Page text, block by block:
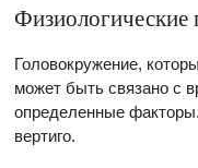
Головокружение,
может быть связано с
определенные
вертиго.